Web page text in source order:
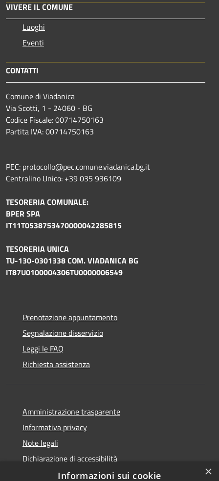
VIVERE IL COMUNE
Luoghi
Eventi
CONTATTI
Comune di Viadanica
Via Scotti, 1 - 24060 - BG
Codice Fiscale: 00714750163
Partita IVA: 00714750163
PEC: protocollo@pec.comune.viadanica.bg.it
Centralino Unico: +39 035 936109
TESORERIA COMUNALE:
BPER SPA
IT11T0538753470000042285815
TESORERIA UNICA
TU-130-0301338 COM. VIADANICA BG
IT87U0100004306TU0000006549
Prenotazione appuntamento
Segnalazione disservizio
Leggi le FAQ
Richiesta assistenza
Amministrazione trasparente
Informativa privacy
Note legali
Dichiarazione di accessibilità
×
Informazioni sui cookie